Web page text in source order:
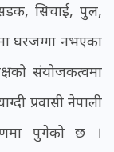
सिचाई, पुल,
घरजग्गा नभएका
संयोजकत्वमा
प्रवासी नेपाली
पुगेको छ ।